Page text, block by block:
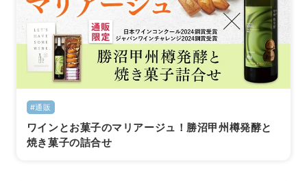
#通販
ワインとお菓子のマリアージュ！勝沼甲州樽発酵と
焼き菓子の詰合せ